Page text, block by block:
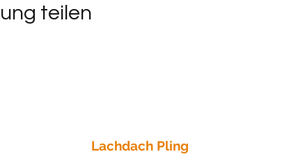
teilen
Lachdach Pling